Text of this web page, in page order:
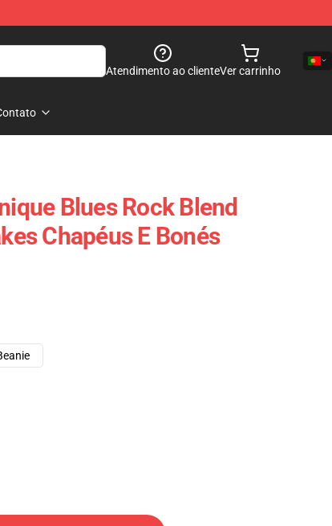
Atendimento ao clienteVer carrinho
Blues Rock Blend
Chapéus E Bonés